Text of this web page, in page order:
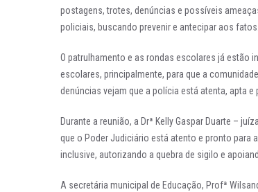
postagens, trotes, denúncias e possíveis
policiais, buscando prevenir e antecipar aos fatos.
O patrulhamento e as rondas escolares já estão
escolares, principalmente, para que a
denúncias vejam que a polícia está atenta, apta e
Durante a reunião, a Drª Kelly Gaspar Duarte –
que o Poder Judiciário está atento e pronto para
inclusive, autorizando a quebra de sigilo e
A secretária municipal de Educação, Profª